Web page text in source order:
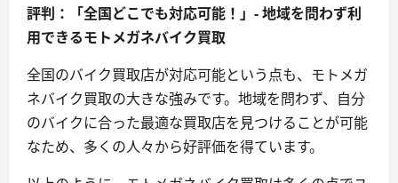
評判：「全国どこでも対応可能！」- 地域を問わず利
用できるモトメガネバイク買取
全国のバイク買取店が対応可能という点も、モトメガ
ネバイク買取の大きな強みです。地域を問わず、自分
のバイクに合った最適な買取店を見つけることが可能
なため、多くの人々から好評価を得ています。